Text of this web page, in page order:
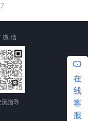
在
线
客
服
微 信
流指导